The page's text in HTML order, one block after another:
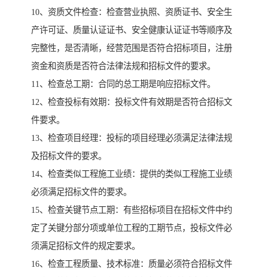
10、资质文件检查：检查营业执照、资质证书、安全生
产许可证、质量认证证书、安全健康认证证书等顺序及
完整性，是否清晰，经营范围是否符合招标项目，注册
资金和资质是否符合法律法规和招标文件的要求。
11、检查总工期：合同的总工期是响应招标文件。
12、检查投标有效期：投标文件有效期是否符合招标文
件要求。
13、检查项目经理：投标的项目经理必须满足法律法规
及招标文件的要求。
14、检查类似工程施工业绩：提供的类似工程施工业绩
必须满足招标文件的要求。
15、检查关键节点工期：有些招标项目在招标文件中约
定了关键分部分项或单位工程的工期节点，投标文件必
须满足招标文件的规定要求。
16、检查工程质量、技术标准：质量必须符合招标文件